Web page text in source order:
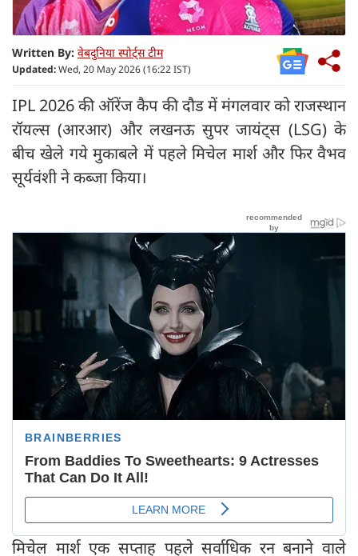
Written By: वेबदुनिया स्पोर्ट्स टीम
Updated:Wed, 20 May 2026 (16:22 IST)
IPL 2026 की ऑरेंज कैप की दौड में मंगलवार को राजस्थान
रॉयल्स (आरआर) और लखनऊ सुपर जायंट्स (LSG) के
बीच खेले गये मुकाबले में पहले मिचेल मार्श और फिर वैभव
सूर्यवंशी ने कब्जा किया।
मिचेल मार्श एक सप्ताह पहले सर्वाधिक रन बनाने वाले